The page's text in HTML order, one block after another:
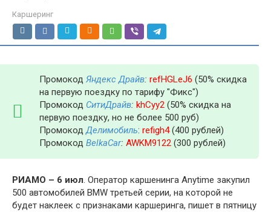
Каршеринг
Промокод Яндекс Драйв: refHGLeJ6 (50% скидка
на первую поездку по тарифу "Фикс")
Промокод СитиДрайв: khCyy2 (50% скидка на
первую поездку, но не более 500 руб)
ПромокодДелимобиль: refigh4(400 рублей)
Промокод BelkaCar: AWKM9122 (300 рублей)
РИАМО – 6 июл. Оператор каршенинга Anytime закупил
500 автомобилей BMW третьей серии, на которой не
будет наклеек с признаками каршеринга, пишет в пятницу